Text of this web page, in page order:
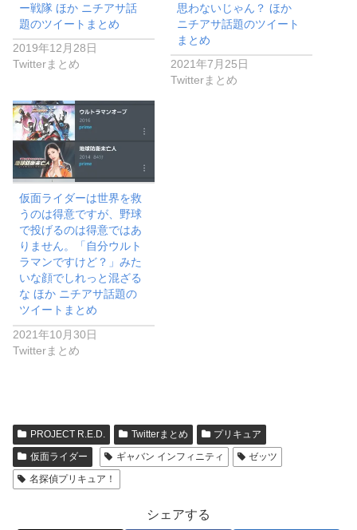
ー戦隊 ほか ニチアサ話
題のツイートまとめ
2019年12月28日
Twitterまとめ
思わないじゃん？ ほか
ニチアサ話題のツイート
まとめ
2021年7月25日
Twitterまとめ
仮面ライダーは世界を救
うのは得意ですが、野球
で投げるのは得意ではあ
りません。「自分ウルト
ラマンですけど？」みた
いな顔でしれっと混ざる
な ほか ニチアサ話題の
ツイートまとめ
2021年10月30日
Twitterまとめ
PROJECT R.E.D. Twitterまとめ
プリキュア
仮面ライダー
ギャバン インフィニティ
ゼッツ
名探偵プリキュア！
シェアする